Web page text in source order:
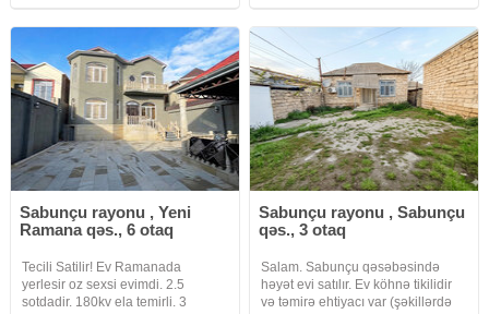
Sabunçu rayonu , Yeni
Ramana qəs., 6 otaq
Tecili Satilir! Ev Ramanada
yerlesir oz sexsi evimdi. 2.5
sotdadir. 180kv ela temirli. 3
Sabunçu rayonu , Sabunçu
qəs., 3 otaq
Salam. Sabunçu qəsəbəsində
həyət evi satılır. Ev köhnə tikilidir
və təmirə ehtiyacı var (şəkillərdə